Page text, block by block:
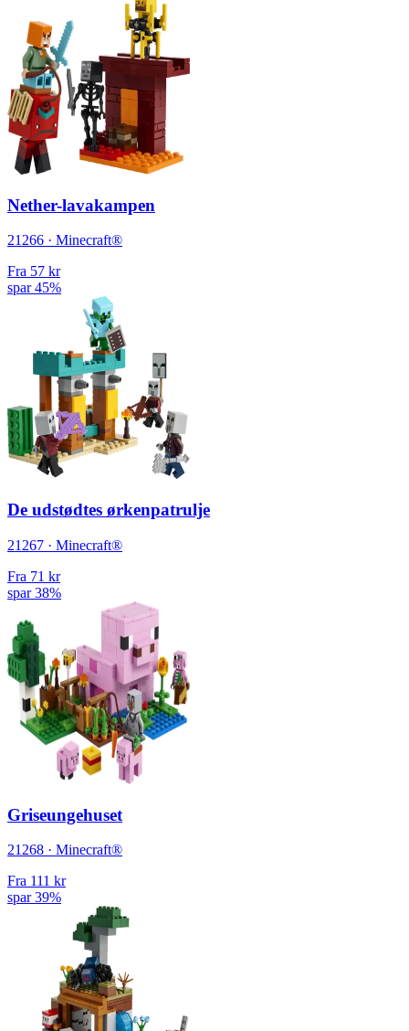
Nether-lavakampen
21266 · Minecraft®
Fra 57 kr
spar 45%
De udstødtes ørkenpatrulje
21267 · Minecraft®
Fra 71 kr
spar 38%
Griseungehuset
21268 · Minecraft®
Fra 111 kr
spar 39%